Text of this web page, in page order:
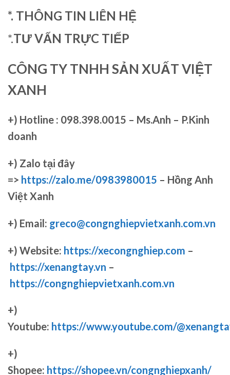
*. THÔNG TIN LIÊN HỆ
*.TƯ VẤN TRỰC TIẾP
CÔNG TY TNHH SẢN XUẤT VIỆT
XANH
+) Hotline : 098.398.0015 – Ms.Anh – P.Kinh
doanh
+) Zalo tại đây
=> https://zalo.me/0983980015 – Hồng Anh
Việt Xanh
+) Email: greco@congnghiepvietxanh.com.vn
+) Website: https://xecongnghiep.com –
https://xenangtay.vn –
https://congnghiepvietxanh.com.vn
+)
Youtube: https://www.youtube.com/
+)
Shopee: https://shopee.vn/congnghiepxanh/